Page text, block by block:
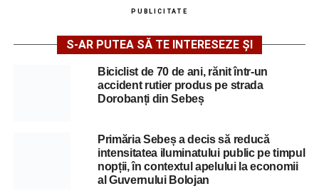
PUBLICITATE
S-AR PUTEA SĂ TE INTERESEZE ȘI
Biciclist de 70 de ani, rănit într-un
accident rutier produs pe strada
Dorobanți din Sebeș
Primăria Sebeș a decis să reducă
intensitatea iluminatului public pe timpul
nopții, în contextul apelului la economii
al Guvernului Bolojan